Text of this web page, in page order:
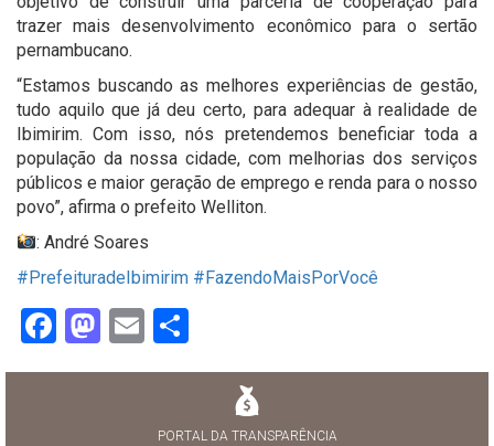
trazer mais desenvolvimento econômico para o sertão
pernambucano.
“Estamos buscando as melhores experiências de gestão,
tudo aquilo que já deu certo, para adequar à realidade de
Ibimirim. Com isso, nós pretendemos beneficiar toda a
população da nossa cidade, com melhorias dos serviços
públicos e maior geração de emprego e renda para o nosso
povo”, afirma o prefeito Welliton.
: André Soares
#PrefeituradeIbimirim #FazendoMaisPorVocê
Facebook
Mastodon
Email
PORTAL DA TRANSPARÊNCIA